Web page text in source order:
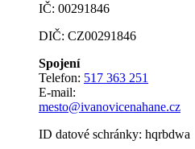
IČ: 00291846
DIČ: CZ00291846
Spojení
Telefon: 517 363 251
E-mail:
mesto@ivanovicenahane.cz
ID datové schránky: hqrbdwa